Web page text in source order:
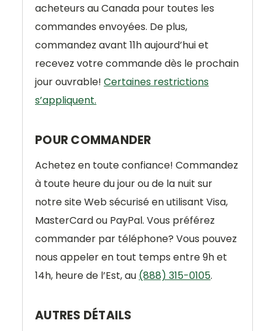
acheteurs au Canada pour toutes les
commandes envoyées. De plus,
commandez avant 11h aujourd’hui et
recevez votre commande dès le prochain
jour ouvrable! Certaines restrictions
s’appliquent.
POUR COMMANDER
Achetez en toute confiance! Commandez
à toute heure du jour ou de la nuit sur
notre site Web sécurisé en utilisant Visa,
MasterCard ou PayPal. Vous préférez
commander par téléphone? Vous pouvez
nous appeler en tout temps entre 9h et
14h, heure de l’Est, au (888) 315-0105.
AUTRES DÉTAILS